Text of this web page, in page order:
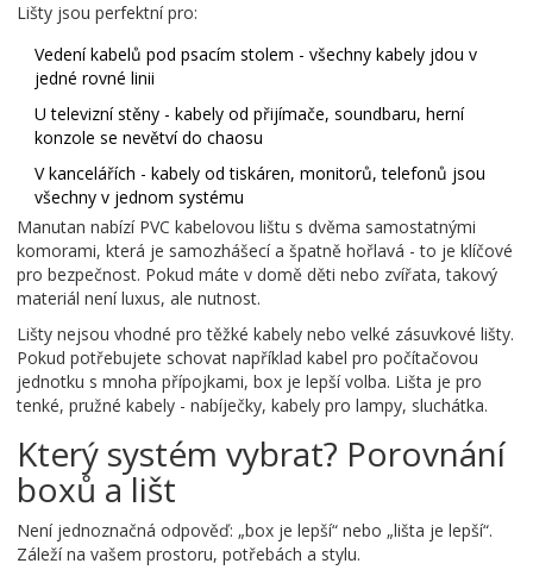
Lišty jsou perfektní pro:
Vedení kabelů pod psacím stolem - všechny kabely jdou v
jedné rovné linii
U televizní stěny - kabely od přijímače, soundbaru, herní
konzole se nevětví do chaosu
V kancelářích - kabely od tiskáren, monitorů, telefonů jsou
všechny v jednom systému
Manutan nabízí PVC kabelovou lištu s dvěma samostatnými
komorami, která je samozhášecí a špatně hořlavá - to je klíčové
pro bezpečnost. Pokud máte v domě děti nebo zvířata, takový
materiál není luxus, ale nutnost.
Lišty nejsou vhodné pro těžké kabely nebo velké zásuvkové lišty.
Pokud potřebujete schovat například kabel pro počítačovou
jednotku s mnoha přípojkami, box je lepší volba. Lišta je pro
tenké, pružné kabely - nabíječky, kabely pro lampy, sluchátka.
Který systém vybrat? Porovnání
boxů a lišt
Není jednoznačná odpověď: „box je lepší“ nebo „lišta je lepší“.
Záleží na vašem prostoru, potřebách a stylu.